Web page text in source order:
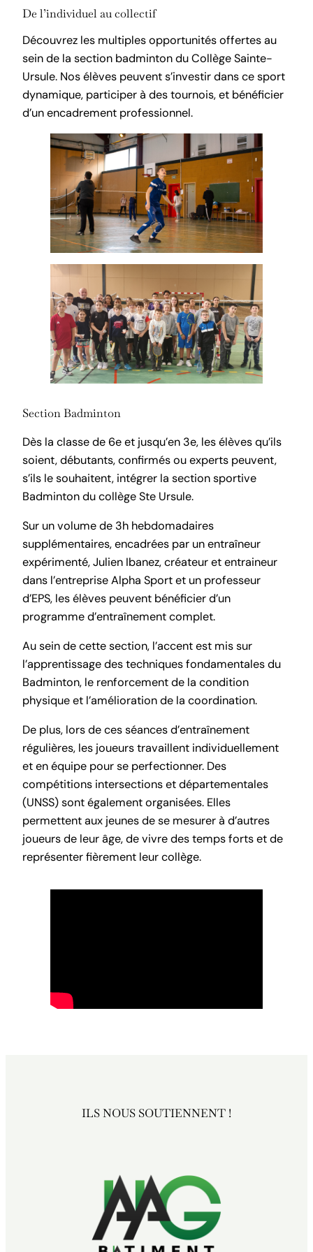
De l’individuel au collectif
Découvrez les multiples opportunités offertes au
sein de la section badminton du Collège Sainte-
Ursule. Nos élèves peuvent s’investir dans ce sport
dynamique, participer à des tournois, et bénéficier
d’un encadrement professionnel.
Section Badminton
Dès la classe de 6e et jusqu’en 3e, les élèves qu’ils
soient, débutants, confirmés ou experts peuvent,
s’ils le souhaitent, intégrer la section sportive
Badminton du collège Ste Ursule.
Sur un volume de 3h hebdomadaires
supplémentaires, encadrées par un entraîneur
expérimenté, Julien Ibanez, créateur et entraineur
dans l’entreprise Alpha Sport et un professeur
d’EPS, les élèves peuvent bénéficier d’un
programme d’entraînement complet.
Au sein de cette section, l’accent est mis sur
l’apprentissage des techniques fondamentales du
Badminton, le renforcement de la condition
physique et l’amélioration de la coordination.
De plus, lors de ces séances d’entraînement
régulières, les joueurs travaillent individuellement
et en équipe pour se perfectionner. Des
compétitions intersections et départementales
(UNSS) sont également organisées. Elles
permettent aux jeunes de se mesurer à d’autres
joueurs de leur âge, de vivre des temps forts et de
représenter fièrement leur collège.
ILS NOUS SOUTIENNENT !